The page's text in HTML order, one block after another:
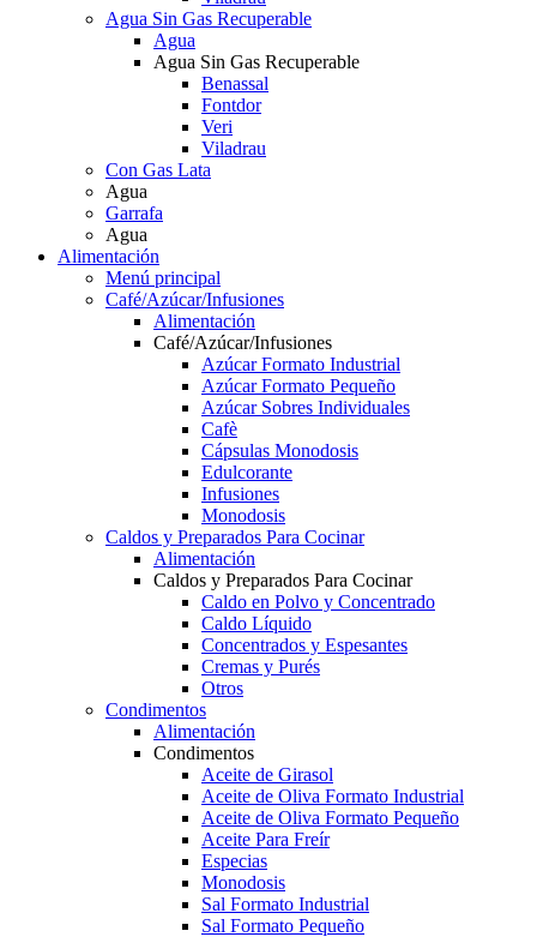
Agua Sin Gas Recuperable
Agua
Agua Sin Gas Recuperable
Benassal
Fontdor
Veri
Viladrau
Con Gas Lata
Agua
Garrafa
Agua
Alimentación
Menú principal
Café/Azúcar/Infusiones
Alimentación
Café/Azúcar/Infusiones
Azúcar Formato Industrial
Azúcar Formato Pequeño
Azúcar Sobres Individuales
Cafè
Cápsulas Monodosis
Edulcorante
Infusiones
Monodosis
Caldos y Preparados Para Cocinar
Alimentación
Caldos y Preparados Para Cocinar
Caldo en Polvo y Concentrado
Caldo Líquido
Concentrados y Espesantes
Cremas y Purés
Otros
Condimentos
Alimentación
Condimentos
Aceite de Girasol
Aceite de Oliva Formato Industrial
Aceite de Oliva Formato Pequeño
Aceite Para Freír
Especias
Monodosis
Sal Formato Industrial
Sal Formato Pequeño